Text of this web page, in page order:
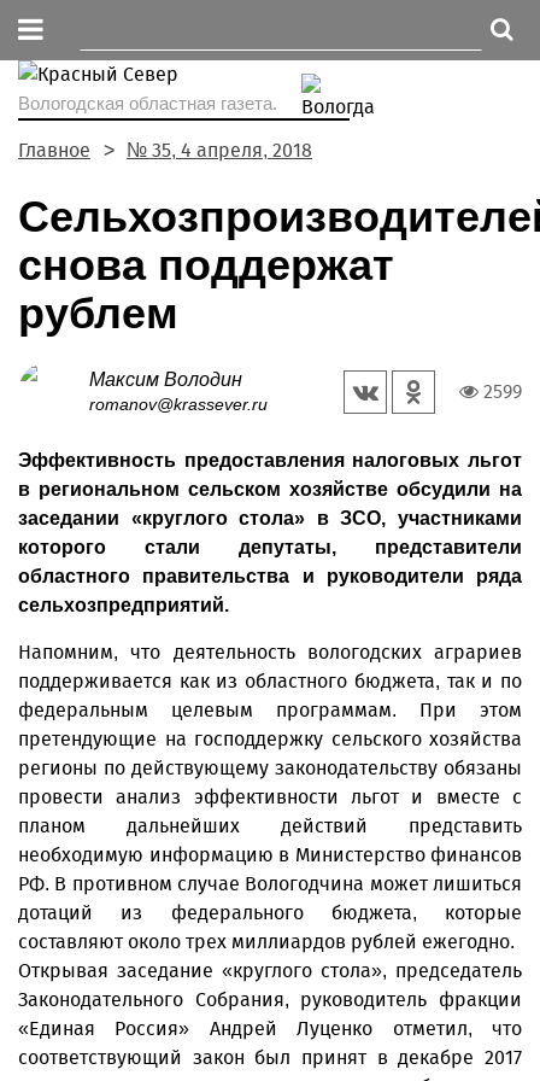
Вологодская областная газета.
Главное № 35, 4 апреля, 2018
снова поддержат
рублем
Максим Володин
romanov@krassever.ru
2599
Эффективность предоставления налоговых льгот
в региональном сельском хозяйстве обсудили на
заседании «круглого стола» в ЗСО, участниками
которого стали депутаты, представители
областного правительства и руководители ряда
сельхозпредприятий.
Напомним, что деятельность вологодских аграриев
поддерживается как из областного бюджета, так и по
федеральным целевым программам. При этом
претендующие на господдержку сельского хозяйства
регионы по действующему законодательству обязаны
провести анализ эффективности льгот и вместе с
планом дальнейших действий представить
необходимую информацию в Министерство финансов
РФ. В противном случае Вологодчина может лишиться
дотаций из федерального бюджета, которые
составляют около трех миллиардов рублей ежегодно.
Открывая заседание «круглого стола», председатель
Законодательного Собрания, руководитель фракции
«Единая Россия» Андрей Луценко отметил, что
соответствующий закон был принят в декабре 2017